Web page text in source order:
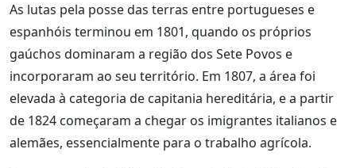
As lutas pela posse das terras entre portugueses e
espanhóis terminou em 1801, quando os próprios
gaúchos dominaram a região dos Sete Povos e
incorporaram ao seu território. Em 1807, a área foi
elevada à categoria de capitania hereditária, e a partir
de 1824 começaram a chegar os imigrantes italianos e
alemães, essencialmente para o trabalho agrícola.